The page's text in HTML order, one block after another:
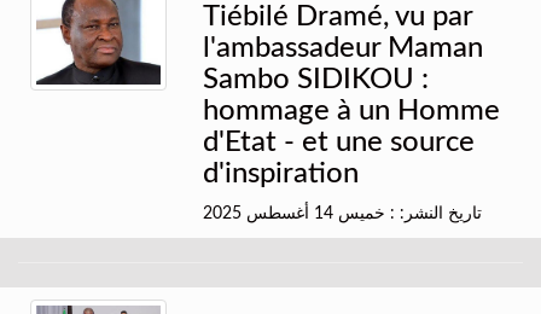
Tiébilé Dramé, vu par
l'ambassadeur Maman
Sambo SIDIKOU :
hommage à un Homme
d'Etat - et une source
d'inspiration
تاريخ النشر: : خميس 14 أغسطس 2025